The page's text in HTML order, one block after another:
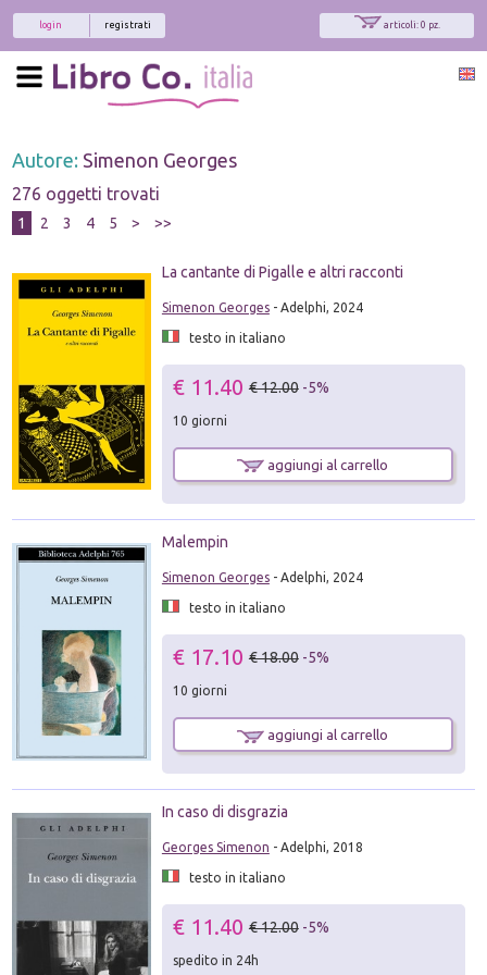
articoli: 0 pz.
registrati
login
Autore: Simenon Georges
276 oggetti trovati
1 2 3 4 5 > >>
La cantante di Pigalle e altri racconti
Simenon Georges- Adelphi, 2024
testo in italiano
€ 11.40 € 12.00 -5%
10 giorni
aggiungi al carrello
Malempin
Simenon Georges- Adelphi, 2024
testo in italiano
€ 17.10 € 18.00 -5%
10 giorni
aggiungi al carrello
In caso di disgrazia
Georges Simenon - Adelphi, 2018
testo in italiano
€ 11.40 € 12.00 -5%
spedito in 24h